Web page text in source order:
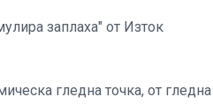
заплаха" от Изток
гледна точка, от гледна